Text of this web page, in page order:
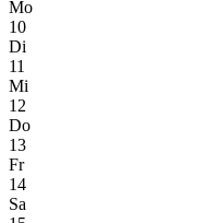
Mo
10
Di
11
Mi
12
Do
13
Fr
14
Sa